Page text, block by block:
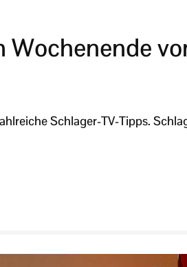
Schlager-TV-Tipps.